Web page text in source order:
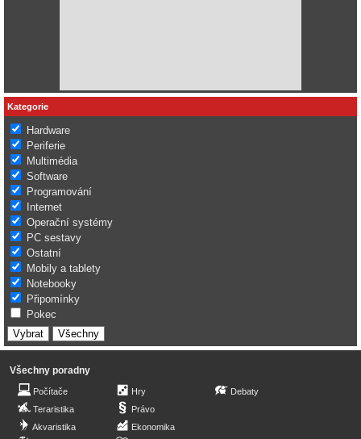
Kategorie
Hardware
Periferie
Multimédia
Software
Programování
Internet
Operační systémy
PC sestavy
Ostatní
Mobily a tablety
Notebooky
Připomínky
Pokec
Všechny poradny
Počítače
Teraristika
Akvaristika
Hry
Právo
Ekonomika
Debaty